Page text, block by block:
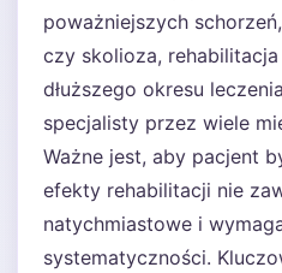
poważniejszych
czy skolioza,
dłuższego okresu
specjalisty przez wiele
Ważne jest, aby pacjent
efekty rehabilitacji nie
natychmiastowe i
systematyczności.